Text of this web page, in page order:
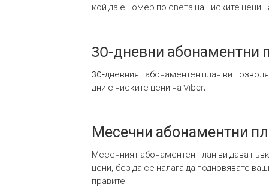
кой да е номер по света на ниските цени
30-дневни абонаментни
30-дневният абонаментен план ви
дни с ниските цени на Viber.
Месечни абонаментни
Месечният абонаментен план ви дава
цени, без да се налага да подновявате
правите